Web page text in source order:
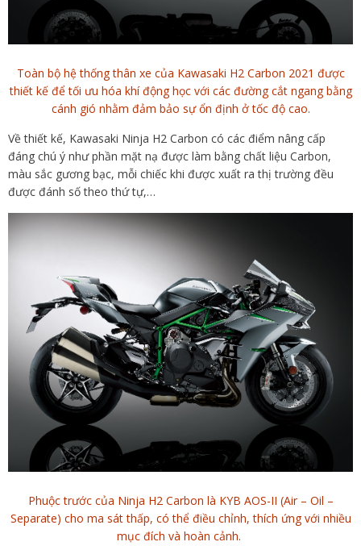
Toàn bộ hệ thống thân xe của Kawasaki H2 Carbon 2021 được
thiết kế để tối ưu hóa khí động học với các đường cắt ngang bằng
cánh gió nhằm đảm bảo sự ổn định ở tốc độ cao.
Về thiết kế, Kawasaki Ninja H2 Carbon có các điểm nâng cấp
đáng chú ý như phần mặt nạ được làm bằng chất liệu Carbon,
màu sắc gương bạc, mỗi chiếc khi được xuất ra thị trường đều
được đánh số theo thứ tự,…
Phuộc trước của Ninja H2 Carbon là KYB AOS-II (Air – Oil –
Separate) cho ma sát thấp, có thể điều chỉnh, thích ứng với nhiều
mục đích và hoàn cảnh.